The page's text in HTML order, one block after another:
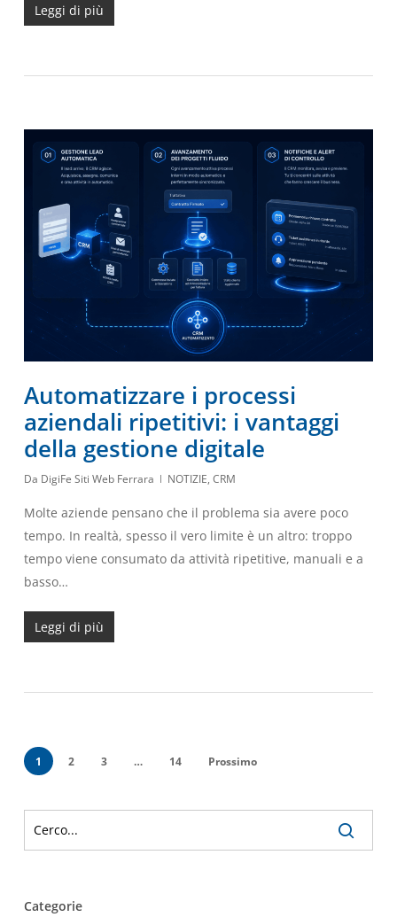
Leggi di più
Automatizzare i processi
aziendali ripetitivi: i vantaggi
della gestione digitale
Da DigiFe Siti Web Ferrara NOTIZIE, CRM
Molte aziende pensano che il problema sia avere poco
tempo. In realtà, spesso il vero limite è un altro: troppo
tempo viene consumato da attività ripetitive, manuali e a
basso…
Leggi di più
1 2 3 … 14 Prossimo
Categorie